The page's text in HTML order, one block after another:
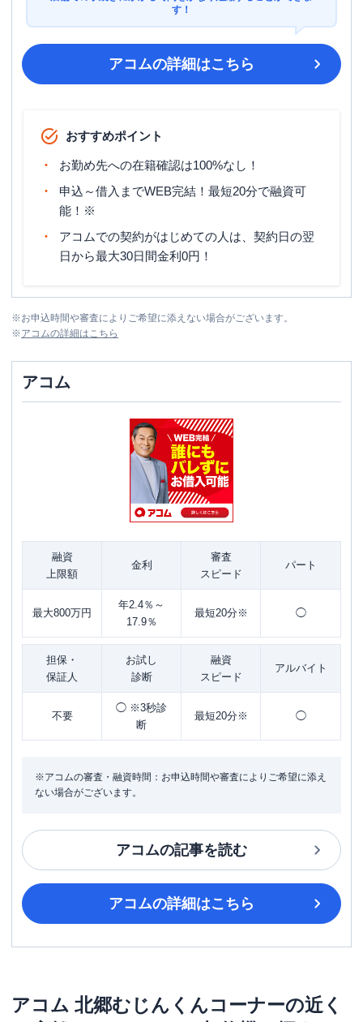
す！
アコムの詳細はこちら
おすすめポイント
お勤め先への在籍確認は100%なし！
申込～借入までWEB完結！最短20分で融資可
能！※
アコムでの契約がはじめての人は、契約日の翌
日から最大30日間金利0円！
※お申込時間や審査によりご希望に添えない場合がございます。
※アコムの詳細はこちら
アコム
融資
上限額
金利
審査
スピード
パート
最大800万円
年2.4％～
17.9％
最短20分※ ◯
担保・
保証人
お試し
診断
融資
スピード
アルバイト
不要
◯ ※3秒診
断
最短20分※ ◯
※アコムの審査・融資時間：お申込時間や審査によりご希望に添え
ない場合がございます。
アコムの記事を読む
アコムの詳細はこちら
アコム 北郷むじんくんコーナーの近く